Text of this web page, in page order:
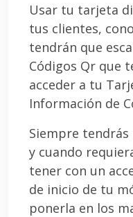
Usar tu tarjeta
tus clientes,
tendrán que
Códigos Qr que
acceder a tu
Información de
Siempre
y cuando
tener con un
de inicio de tu
ponerla en los